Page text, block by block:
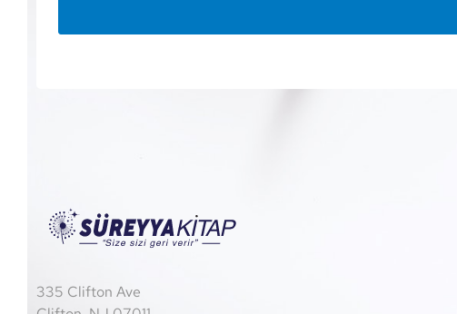
335 Clifton Ave